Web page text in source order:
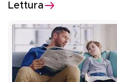
Lettura